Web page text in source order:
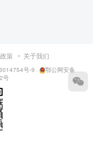
策 关于我们
号-9 ·
鄂公网安备
号